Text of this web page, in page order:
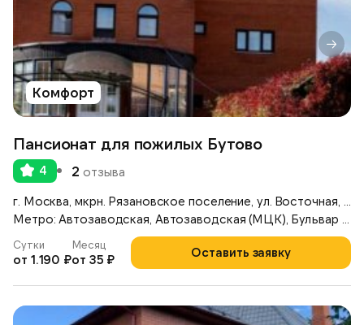
Комфорт
Пансионат для пожилых Бутово
4 2 отзыва
Оставить заявку
Сутки
от 1.190 ₽
Месяц
от 35 ₽